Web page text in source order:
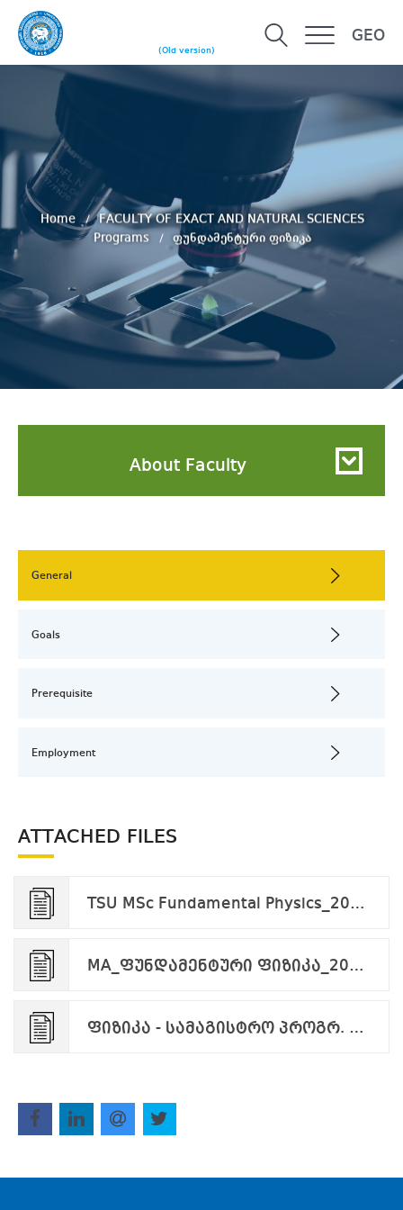
(Old version)
GEO
Home
FACULTY OF EXACT AND NATURAL SCIENCES
Programs
ფუნდამენტური ფიზიკა
About Faculty
General
Goals
Prerequisite
Employment
ATTACHED FILES
TSU MSc Fundamental Physics_2024 ENG.pdf
MA_ფუნდამენტური ფიზიკა_2025-013_2025-02-13.pdf
ფიზიკა - სამაგისტრო პროგრ. მისაღების თემები 2025 (1).pdf